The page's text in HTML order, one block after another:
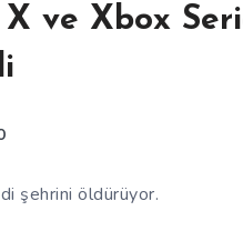
ve Xbox
şehrini öldürüyor.